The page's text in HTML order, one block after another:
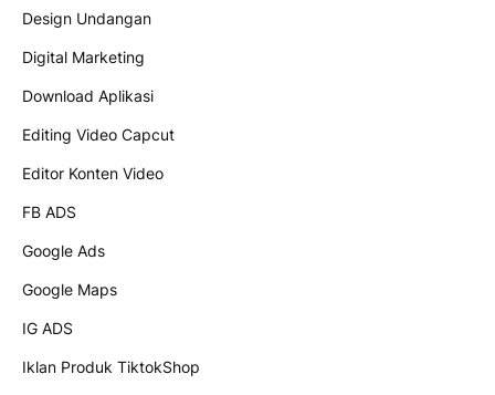
Design Undangan
Digital Marketing
Download Aplikasi
Editing Video Capcut
Editor Konten Video
FB ADS
Google Ads
Google Maps
IG ADS
Iklan Produk TiktokShop